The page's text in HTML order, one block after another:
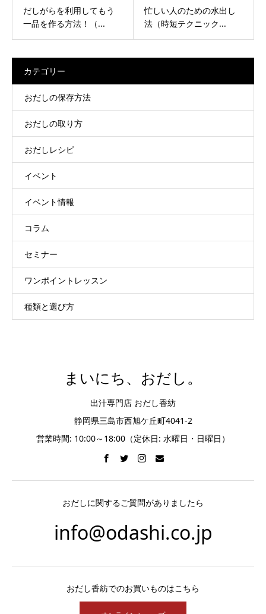
だしがらを利用してもう
一品を作る方法！（...
忙しい人のための水出し
法（時短テクニック...
カテゴリー
おだしの保存方法
おだしの取り方
おだしレシピ
イベント
イベント情報
コラム
セミナー
ワンポイントレッスン
種類と選び方
まいにち、おだし。
出汁専門店 おだし香紡
静岡県三島市西旭ケ丘町4041-2
営業時間: 10:00～18:00（定休日: 水曜日・日曜日）
おだしに関するご質問がありましたら
info@odashi.co.jp
おだし香紡でのお買いものはこちら